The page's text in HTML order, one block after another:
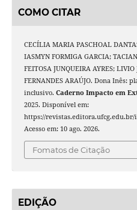
COMO CITAR
CECÍLIA MARIA PASCHOAL
IASMYN FORMIGA GARCIA;
FEITOSA JUNQUEIRA AYRES;
FERNANDES ARAÚJO. Dona Inês:
inclusivo. Caderno Impacto em
2025. Disponível em:
https://
Acesso em: 10 ago. 2026.
Fomatos de Citação
EDIÇÃO